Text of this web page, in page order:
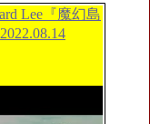
Lee『魔幻島